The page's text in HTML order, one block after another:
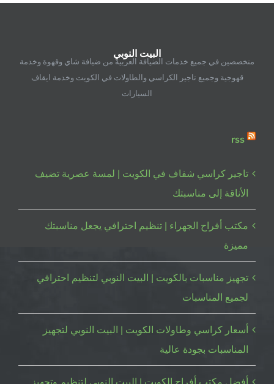
النوبي
مغلقة
البيت النوبي
متخصصين في جميع خدمات الضيافة العربية من ضيافة شاي وقهوة وخدمة
قهوجية وجميع تاجير الكراسي والطاولات في الكويت وخدمة ايقاف
السيارات
rss
تاجير كراسي شفاف في الكويت | لمسة عصرية تضيف
الأناقة إلى مناسبتك
مكتب أفراح الجهراء | تنظيم احترافي يجعل مناسبتك
مميزة
تجهيز مناسبات بالكويت | البيت النوبي لتنظيم احترافي
لجميع المناسبات
أسعار كراسي وطاولات الكويت | البيت النوبي لتجهيز
المناسبات بجودة عالية
أفضل مكتب أفراح الكويت | البيت النوبي لتنظيم وتجهيز